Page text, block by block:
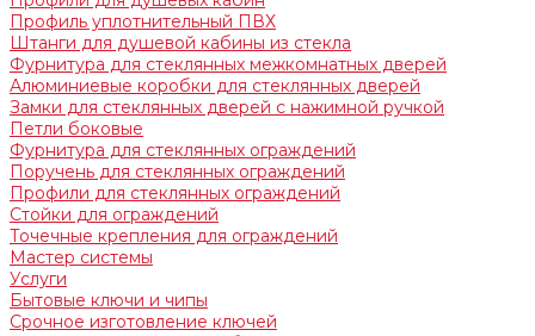
Профиль уплотнительный ПВХ
Штанги для душевой кабины из стекла
Фурнитура для стеклянных межкомнатных дверей
Алюминиевые коробки для стеклянных дверей
Замки для стеклянных дверей с нажимной ручкой
Петли боковые
Фурнитура для стеклянных ограждений
Поручень для стеклянных ограждений
Профили для стеклянных ограждений
Стойки для ограждений
Точечные крепления для ограждений
Мастер системы
Услуги
Бытовые ключи и чипы
Срочное изготовление ключей